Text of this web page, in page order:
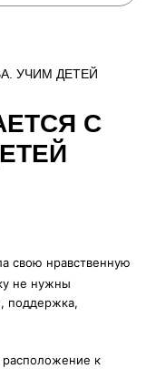
УЧИМ ДЕТЕЙ
С
свою нравственную
не нужны
поддержка,
расположение к